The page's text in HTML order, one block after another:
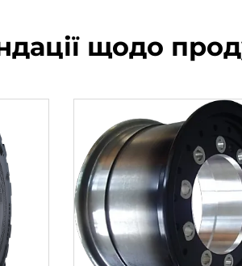
щодо